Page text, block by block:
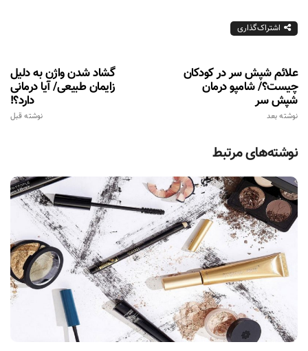
اشتراک‌گذاری
گشاد شدن واژن به دلیل
زایمان طبیعی/ آیا درمانی
دارد؟!
نوشته قبل
علائم شپش سر در کودکان
چیست؟/ شامپو درمان
شپش سر
نوشته بعد
نوشته‌های مرتبط